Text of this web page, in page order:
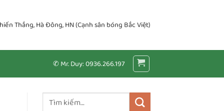
Thắng, Hà Đông, HN (Cạnh sân bóng Bắc Việt)
✆ Mr. Duy: 0936.266.197